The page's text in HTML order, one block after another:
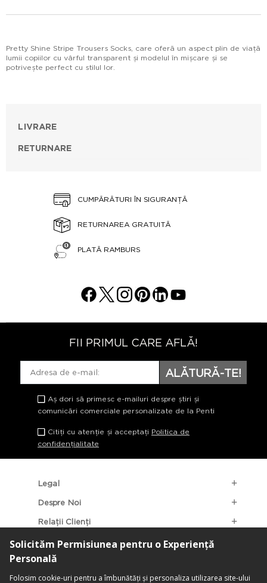
Pretty Shine Stripe Trousers Socks, care oferă un aspect plin de viață
lumii copiilor cu vârful transparent și modelul în mișcare și se
potrivește perfect cu stilul lor.
LIVRARE
RETURNARE
CUMPĂRĂTURI ÎN SIGURANȚĂ
RETURNAREA GRATUITĂ
PLATĂ RAMBURS
FII PRIMUL CARE AFLĂ!
ALĂTURĂ-TE!
Aș dori să primesc e-mailuri despre știri și
comunicări comerciale personalizate de la Penti
Citiți cu atenție și acceptați Politica de
confidențialitate
Legal
Despre Noi
Relații Clienți
Categorii Populare
Localizarea Magazinelor